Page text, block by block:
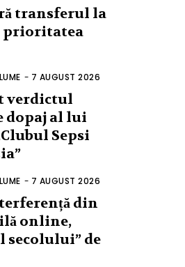
transferul la
prioritatea
- 7 AUGUST 2026
verdictul
dopaj al lui
Sepsi
- 7 AUGUST 2026
din
online,
secolului” de